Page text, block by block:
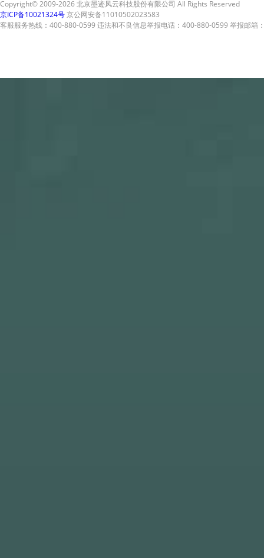
Copyright© 2009-2026 北京墨迹风云科技股份有限公司 All Rights Reserved
京ICP备10021324号京公网安备11010502023583
客服服务热线：400-880-0599 违法和不良信息举报电话：400-880-0599 举报邮箱